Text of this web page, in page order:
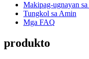
Makipag-ugnayan
Tungkol sa Amin
Mga FAQ
produkto